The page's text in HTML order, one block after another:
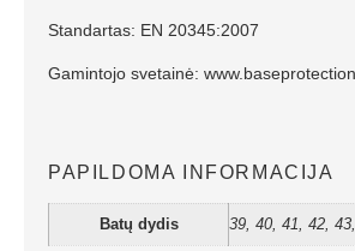
Standartas: EN 20345:2007
Gamintojo svetainė:
PAPILDOMA INFORMACIJA
Batų dydis 39, 40, 41, 42,